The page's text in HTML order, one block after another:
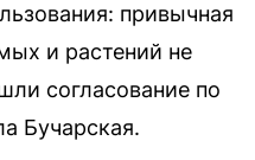
привычная
и растений не
согласование по
Бучарская.